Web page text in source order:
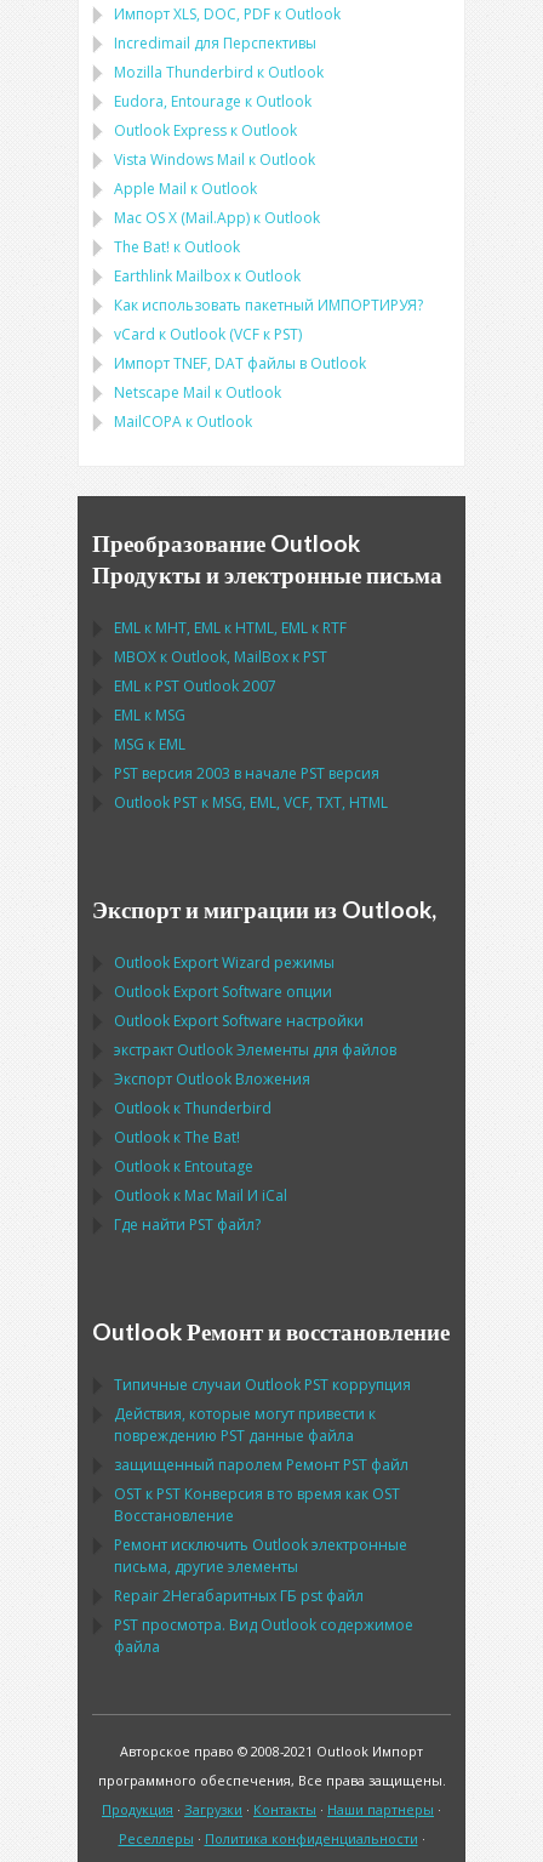
ИмпортXLS, DOC, PDF к Outlook
Incredimail для Перспективы
Mozilla Thunderbird к Outlook
Eudora, Entourage к Outlook
Outlook Express к Outlook
Vista Windows Mail к Outlook
Apple Mail к Outlook
Mac OS X (Mail.App) к Outlook
The Bat! к Outlook
Earthlink Mailbox к Outlook
Как использовать пакетный ИМПОРТИРУЯ?
vCard к Outlook (VCF к PST)
ИмпортTNEF, DAT файлы в Outlook
Netscape Mail к Outlook
MailCOPA к Outlook
Преобразование Outlook
Продукты и электронные письма
EML к MHT, EML к HTML, EML к RTF
MBOX к Outlook, MailBox к PST
EML к PST Outlook2007
EML к MSG
MSG к EML
PST версия 2003 в начале PST версия
Outlook PST к MSG, EML, VCF, TXT, HTML
Экспорт и миграции из Outlook,
Outlook Export Wizard режимы
Outlook Export Software опции
Outlook Export Software настройки
экстракт OutlookЭлементы для файлов
Экспорт Outlook Вложения
Outlook кThunderbird
Outlook кThe Bat!
Outlook к Entoutage
Outlook к Mac Mail И iCal
Где найти PST файл?
Outlook Ремонт и восстановление
Типичные случаи Outlook PST коррупция
Действия, которые могут привести к
повреждению PST данные файла
защищенный паролем Ремонт PST файл
OST к PST Конверсия в то время как OST
Восстановление
Ремонт исключить Outlookэлектронные
письма, другие элементы
Repair2Негабаритных ГБ pst файл
PST просмотра. Вид Outlook содержимое
файла
Авторское право © 2008-2021 Outlook Импорт
программного обеспечения, Все права защищены.
Продукция · Загрузки · Контакты · Наши партнеры ·
Реселлеры · Политика конфиденциальности ·